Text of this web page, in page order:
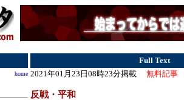
home
Full Text
2021年01月23日08時23分掲載 無料記事
反戦・平和